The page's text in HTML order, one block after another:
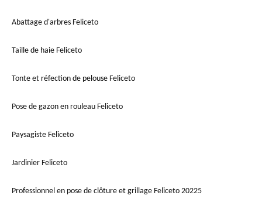
Abattage d'arbres Feliceto
Taille de haie Feliceto
Tonte et réfection de pelouse Feliceto
Pose de gazon en rouleau Feliceto
Paysagiste Feliceto
Jardinier Feliceto
Professionnel en pose de clôture et grillage Feliceto 20225